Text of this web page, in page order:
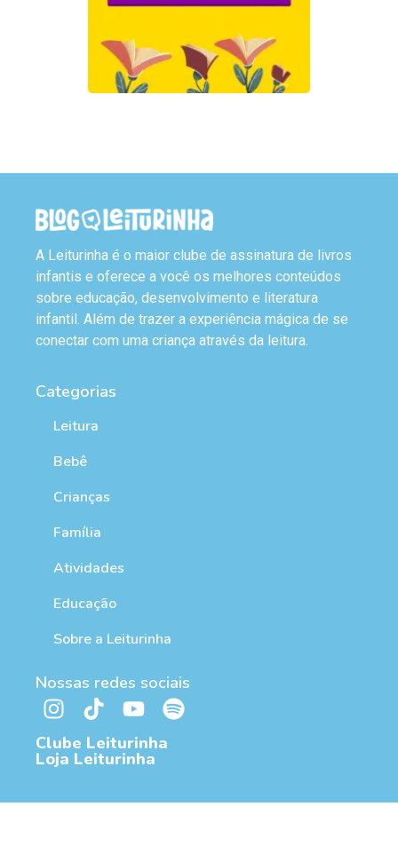
A Leiturinha é o maior clube de assinatura de livros
infantis e oferece a você os melhores conteúdos
sobre educação, desenvolvimento e literatura
infantil. Além de trazer a experiência mágica de se
conectar com uma criança através da leitura.
Categorias
Leitura
Bebê
Crianças
Família
Atividades
Educação
Sobre a Leiturinha
Nossas redes sociais
Clube Leiturinha
Loja Leiturinha